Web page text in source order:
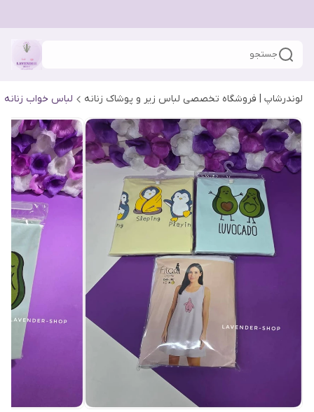
جستجو
لوندرشاپ | فروشگاه تخصصی لباس زیر و پوشاک زنانه لباس خواب زنانه